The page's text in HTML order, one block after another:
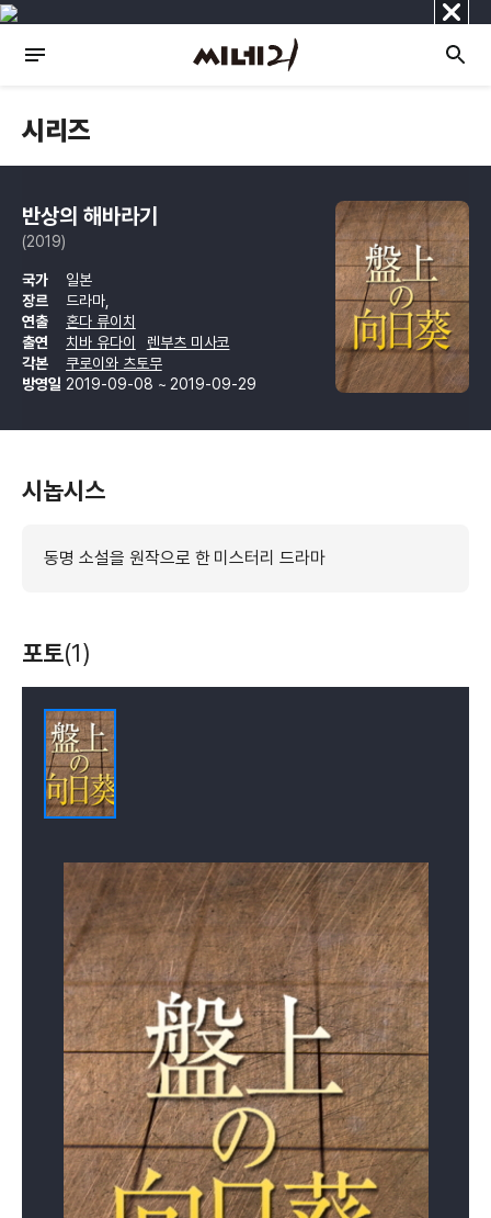
닫
기
시리즈
반상의 해바라기
(2019)
국가
일본
장르
드라마,
연출
혼다 류이치
출연
치바 유다이
렌부츠 미사코
각본
쿠로이와 츠토무
방영일 2019-09-08 ~ 2019-09-29
시놉시스
동명 소설을 원작으로 한 미스터리 드라마
포토(1)